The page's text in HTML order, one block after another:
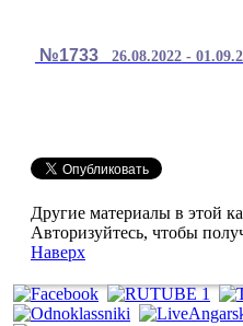
№1733 26.08.2022 -
Другие материалы в этой
Авторизуйтесь, чтобы
Наверх